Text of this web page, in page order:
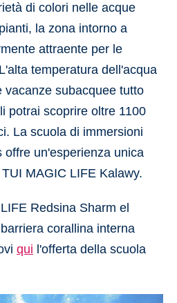
di colori nelle acque
la zona intorno a
attraente per le
temperatura dell'acqua
vacanze subacquee tutto
potrai scoprire oltre 1100
La scuola di immersioni
offre un'esperienza unica
MAGIC LIFE Kalawy.
Redsina Sharm el
corallina interna
qui l'offerta della scuola